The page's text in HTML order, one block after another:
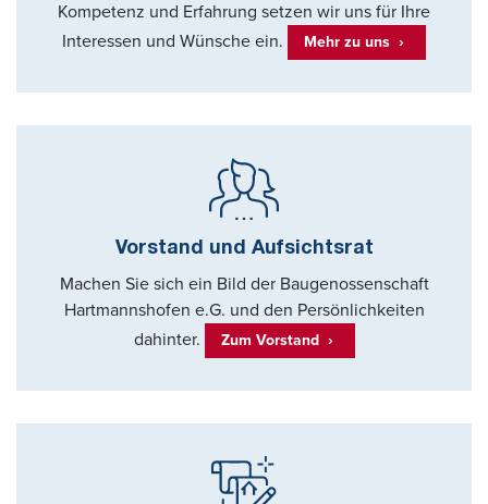
Kompetenz und Erfahrung setzen wir uns für Ihre
Interessen und Wünsche ein.
Mehr zu uns
Vorstand und Aufsichtsrat
Machen Sie sich ein Bild der Baugenossenschaft
Hartmannshofen e.G. und den Persönlichkeiten
dahinter.
Zum Vorstand